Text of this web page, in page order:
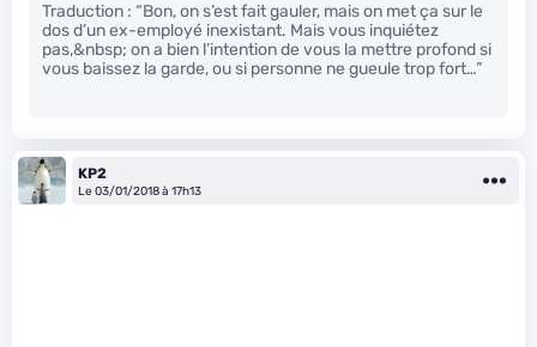
Traduction : “Bon, on s’est fait gauler, mais on met ça sur le
dos d’un ex-employé inexistant. Mais vous inquiétez
pas,&nbsp; on a bien l’intention de vous la mettre profond si
vous baissez la garde, ou si personne ne gueule trop fort…”
KP2
Le 03/01/2018 à 17h13